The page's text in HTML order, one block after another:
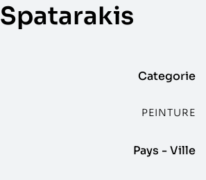
Spatarakis
Categorie
PEINTURE
Pays - Ville